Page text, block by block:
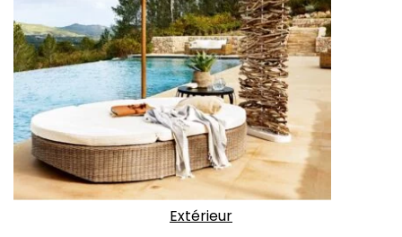
Extérieur